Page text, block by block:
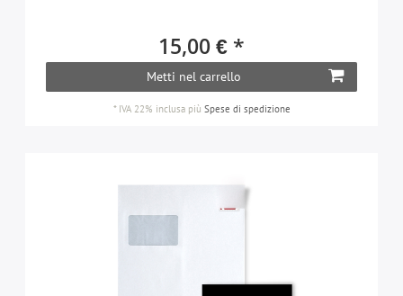
15,00 € *
Metti nel carrello
* IVA 22% inclusapiù Spese di spedizione